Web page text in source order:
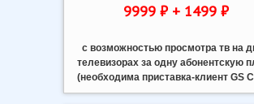
9999 ₽ + 1499 ₽
с возможностью просмотра тв на
телевизорах за одну абонентскую
(необходима приставка-клиент GS